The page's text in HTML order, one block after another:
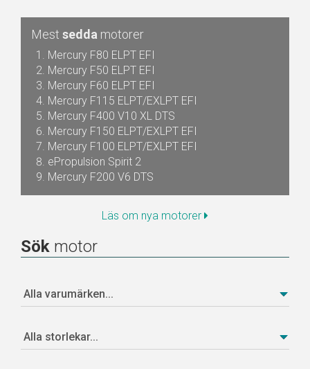
Mest sedda motorer
Mercury F80 ELPT EFI
Mercury F50 ELPT EFI
Mercury F60 ELPT EFI
Mercury F115 ELPT/EXLPT EFI
Mercury F400 V10 XL DTS
Mercury F150 ELPT/EXLPT EFI
Mercury F100 ELPT/EXLPT EFI
ePropulsion Spirit 2
Mercury F200 V6 DTS
Läs om nya motorer
Sök motor